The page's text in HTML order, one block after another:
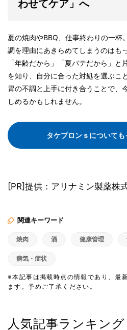
わせてケア」へ
夏の焼肉やBBQ、仕事終わりの一杯
調を理由にあきらめてしまうのはも
「年齢だから」「夏バテだから」
を知り、自分に合った対処を選ぶこと
胃の不調と上手に付き合うことで、
しめるかもしれません。
タケプロンｓについて
[PR]提供：アリナミン製薬株
関連キーワード
焼肉 酒 健康管理
病気・症状
※本記事は掲載時点の情報であり、最
ます。予めご了承ください。
人気記事ランキング